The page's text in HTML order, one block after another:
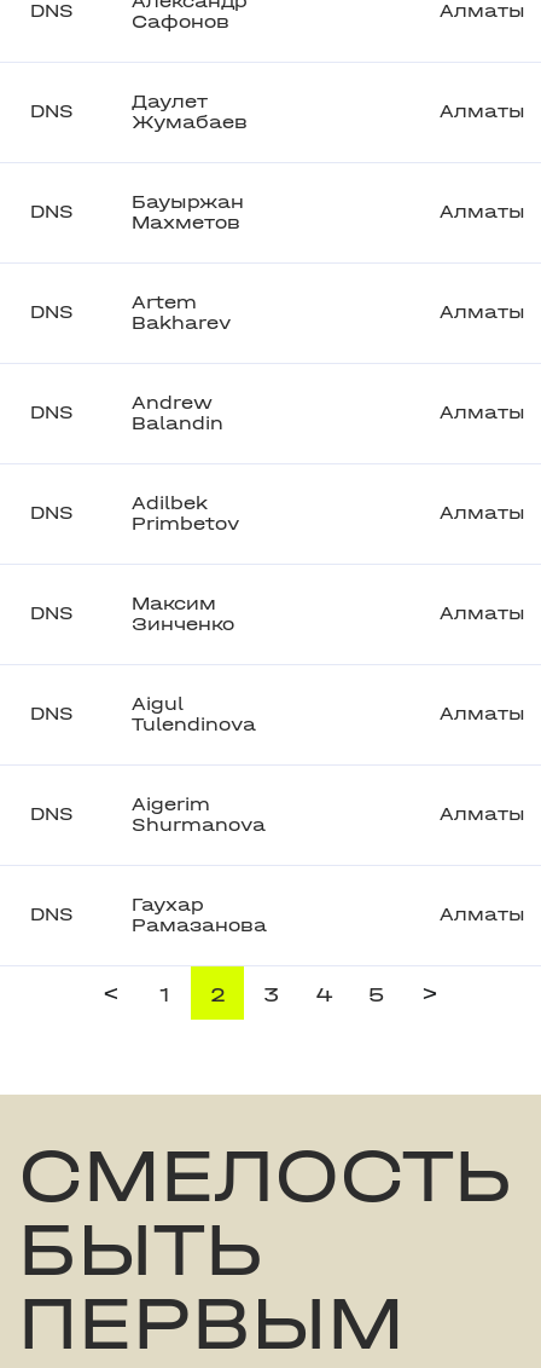
DNS
Сафонов
Алматы
DNS
Даулет
Жумабаев
Алматы
DNS
Бауыржан
Махметов
Алматы
DNS
Artem
Bakharev
Алматы
DNS
Andrew
Balandin
Алматы
DNS
Adilbek
Primbetov
Алматы
DNS
Максим
Зинченко
Алматы
DNS
Aigul
Tulendinova
Алматы
DNS
Aigerim
Shurmanova
Алматы
DNS
Гаухар
Рамазанова
Алматы
< 1 2 3 4 5 >
СМЕЛОСТЬ
БЫТЬ
ПЕРВЫМ